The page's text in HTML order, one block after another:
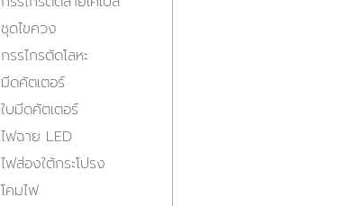
ชุดไขควง
กรรไกรตัดโลหะ
มีดคัตเตอร์
ใบมีดคัตเตอร์
ไฟฉาย LED
ไฟส่องใต้กระโปรง
โคมไฟ